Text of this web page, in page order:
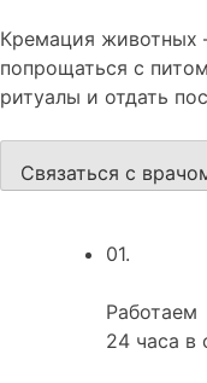
Кремация животных
попрощаться с
ритуалы и отдать
Связаться с
01.
Работаем
24 часа в